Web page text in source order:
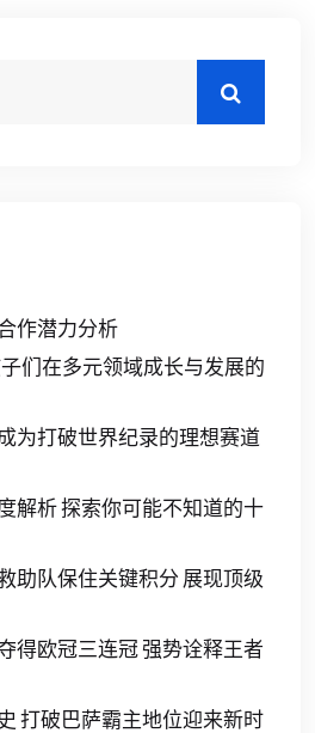
作潜力分析
们在多元领域成长与发展的
为打破世界纪录的理想赛道
解析 探索你可能不知道的十
助队保住关键积分 展现顶级
得欧冠三连冠 强势诠释王者
打破巴萨霸主地位迎来新时